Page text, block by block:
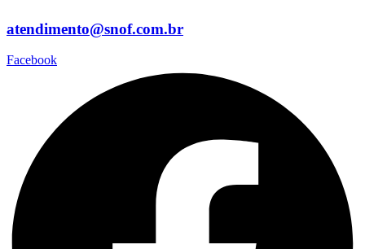
atendimento@snof.com.br
Facebook